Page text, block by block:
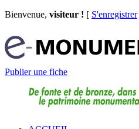
Bienvenue, visiteur ! [ S'enregistrer
Publier une fiche